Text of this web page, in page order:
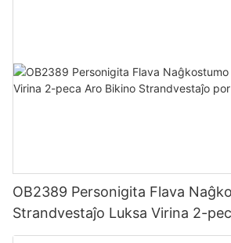
OB2389 Personigita Flava
Strandvestaĵo Luksa Virina 2-
Strandvestaĵo por Virinoj